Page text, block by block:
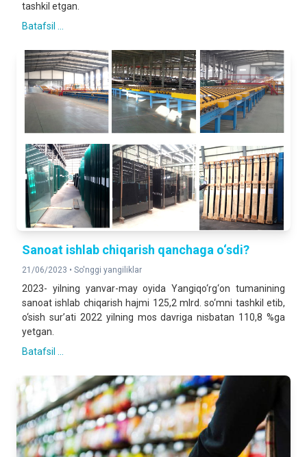
tashkil etgan.
Batafsil ...
Sanoat ishlab chiqarish qanchaga o‘sdi?
21/06/2023 • So'nggi yangiliklar
2023- yilning yanvar-may oyida Yangiqo‘rg‘on tumanining
sanoat ishlab chiqarish hajmi 125,2 mlrd. so‘mni tashkil etib,
o‘sish sur’ati 2022 yilning mos davriga nisbatan 110,8 %ga
yetgan.
Batafsil ...